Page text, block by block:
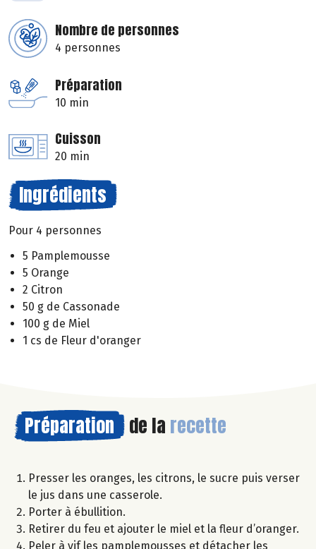
Nombre de personnes
4 personnes
Préparation
10 min
Cuisson
20 min
Ingrédients
Pour 4 personnes
5 Pamplemousse
5 Orange
2 Citron
50 g de Cassonade
100 g de Miel
1 cs de Fleur d'oranger
Préparation de la recette
Presser les oranges, les citrons, le sucre puis verser
le jus dans une casserole.
Porter à ébullition.
Retirer du feu et ajouter le miel et la fleur d’oranger.
Peler à vif les pamplemousses et détacher les